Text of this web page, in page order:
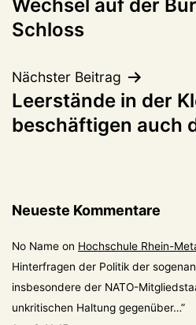
Wechsel auf der
Schloss
Nächster Beitrag
Leerstände in der
beschäftigen auch
Neueste Kommentare
No Name on Hochschule Rhein-
Hinterfragen der Politik der
insbesondere der NATO-
unkritischen Haltung gegenüber…”